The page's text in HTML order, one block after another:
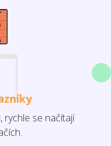
rychle se načítají